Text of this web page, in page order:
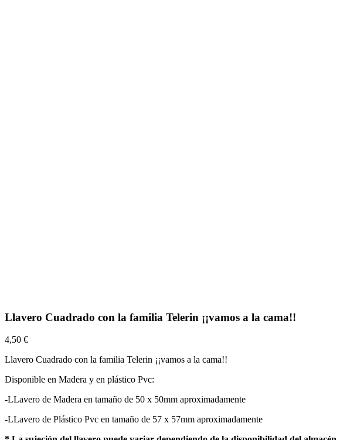
Llavero Cuadrado con la familia Telerin ¡¡vamos a la cama!!
4,50 €
Llavero Cuadrado con la familia Telerin ¡¡vamos a la cama!!
Disponible en Madera y en plástico Pvc:
-LLavero de Madera en tamaño de 50 x 50mm aproximadamente
-LLavero de Plástico Pvc en tamaño de 57 x 57mm aproximadamente